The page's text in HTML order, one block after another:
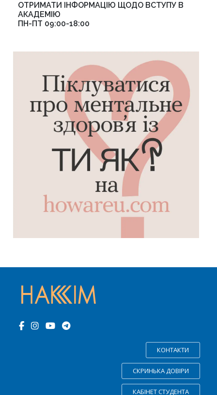
ОТРИМАТИ ІНФОРМАЦІЮ ЩОДО ВСТУПУ В
АКАДЕМІЮ
ПН-ПТ 09:00-18:00
КОНТАКТИ
СКРИНЬКА ДОВІРИ
КАБІНЕТ СТУДЕНТА